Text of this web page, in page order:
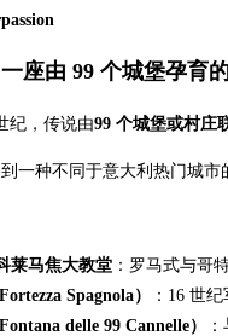
座由 99 个城堡孕育
纪，传说由99 个城堡或村庄
一种不同于意大利热门城
莱马焦大教堂 ：罗马式与哥
Spagnola）
：16 世
delle 99 Cannelle）